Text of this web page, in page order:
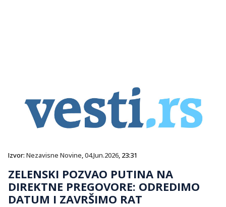
Izvor: Nezavisne Novine,04.Jun.2026, 23:31
ZELENSKI POZVAO PUTINA NA
DIREKTNE PREGOVORE: ODREDIMO
DATUM I ZAVRŠIMO RAT